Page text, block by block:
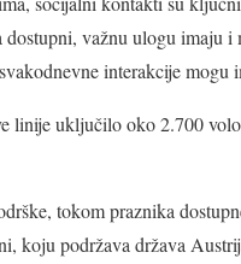
važnu ulogu imaju
interakcije mogu
linije uključilo oko 2.700
tokom praznika
koju podržava država